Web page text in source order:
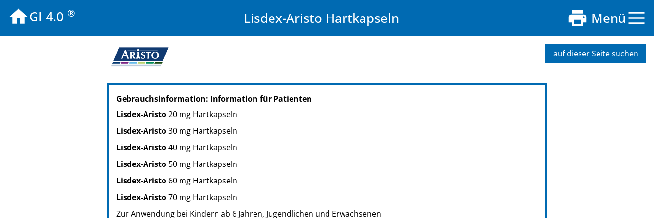
GI 4.0 ® Lisdex-Aristo Hartkapseln Menü
auf dieser Seite suchen
PZN: 18853298
PPN: 111885329877
Gebrauchsinformation: Information für Patienten
Lisdex-Aristo20 mg Hartkapseln
Lisdex-Aristo30 mg Hartkapseln
Lisdex-Aristo40 mg Hartkapseln
Lisdex-Aristo 50 mg Hartkapseln
Lisdex-Aristo 60 mg Hartkapseln
Lisdex-Aristo70 mg Hartkapseln
Zur Anwendung bei Kindern ab 6 Jahren, Jugendlichen und Erwachsenen